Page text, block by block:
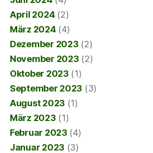
April 2024(2)
März 2024(4)
Dezember 2023 (2)
November 2023 (2)
Oktober 2023 (1)
September 2023 (3)
August 2023 (1)
März 2023 (1)
Februar 2023 (4)
Januar 2023 (3)